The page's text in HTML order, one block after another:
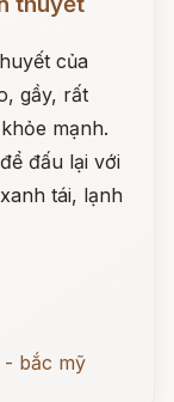
của
gầy, rất
mạnh.
đấu lại với
tái, lạnh
- bắc mỹ